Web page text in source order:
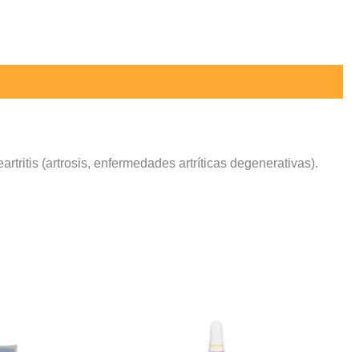
(artrosis, enfermedades artríticas degenerativas).